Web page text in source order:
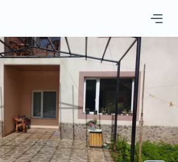
Geo Eng
მოითხოვე სასტუმრო